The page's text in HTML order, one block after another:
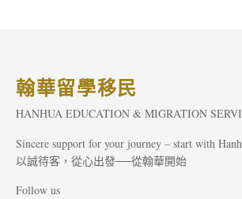
翰華留學移民
HANHUA EDUCATION & MIGRATION
Sincere support for your journey – start with
以誠待客，從心出發──從翰華開始
Follow us